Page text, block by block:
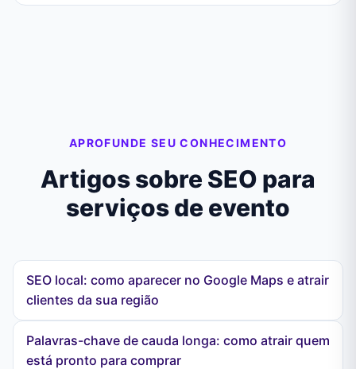
APROFUNDE SEU CONHECIMENTO
Artigos sobre SEO para
serviços de evento
SEO local: como aparecer no Google Maps e atrair
clientes da sua região
Palavras-chave de cauda longa: como atrair quem
está pronto para comprar